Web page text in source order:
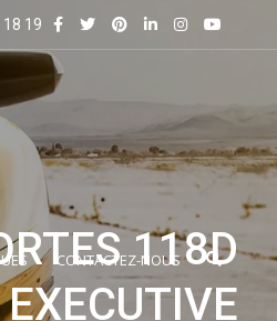
18 19
CONTACTEZ-NOUS118D